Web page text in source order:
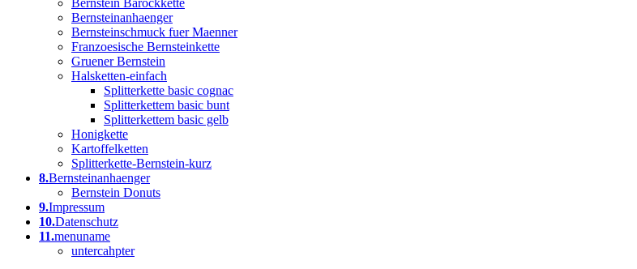
Bernstein Barockkette
Bernsteinanhaenger
Bernsteinschmuck fuer Maenner
Franzoesische Bernsteinkette
Gruener Bernstein
Halsketten-einfach
Splitterkette basic cognac
Splitterkettem basic bunt
Splitterkettem basic gelb
Honigkette
Kartoffelketten
Splitterkette-Bernstein-kurz
8.Bernsteinanhaenger
Bernstein Donuts
9.Impressum
10.Datenschutz
11.menuname
untercahpter